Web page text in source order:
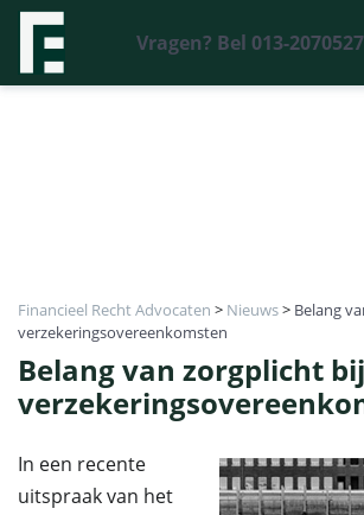
Vragen? Bel 013-2070527
Financieel Recht Advocaten > Nieuws> Belang
verzekeringsovereenkomsten
Belang van zorgplicht bij
In een recente
uitspraak van het